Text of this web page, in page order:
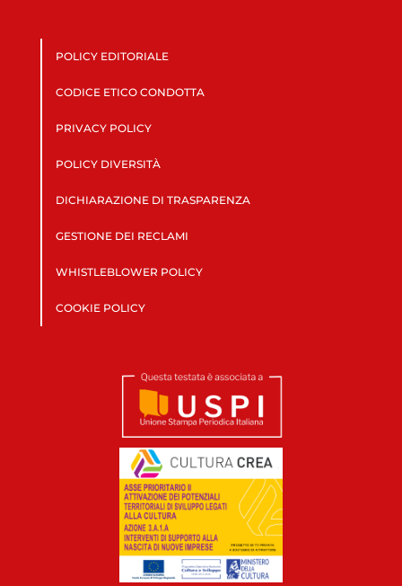
POLICY EDITORIALE
CODICE ETICO CONDOTTA
PRIVACY POLICY
POLICY DIVERSITÀ
DICHIARAZIONE DI TRASPARENZA
GESTIONE DEI RECLAMI
WHISTLEBLOWER POLICY
COOKIE POLICY